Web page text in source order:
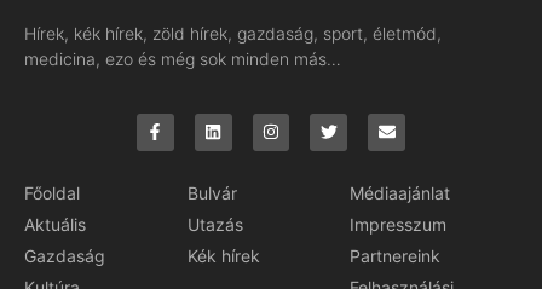
Hírek, kék hírek, zöld hírek, gazdaság, sport, életmód,
medicina, ezo és még sok minden más…
Főoldal
Aktuális
Gazdaság
Bulvár
Utazás
Kék hírek
Médiaajánlat
Impresszum
Partnereink